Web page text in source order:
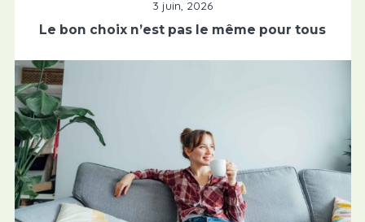
3 juin, 2026
Le bon choix n’est pas le même pour tous